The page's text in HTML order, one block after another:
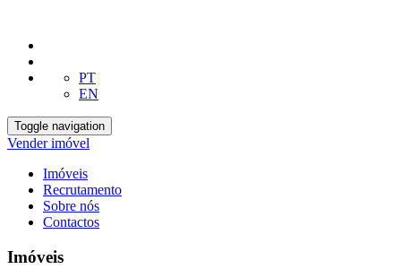
PT
EN
Toggle navigation
Vender imóvel
Imóveis
Recrutamento
Sobre nós
Contactos
Imóveis